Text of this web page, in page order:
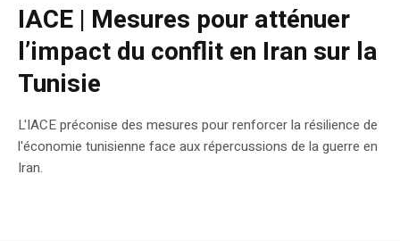
IACE | Mesures pour atténuer
l’impact du conflit en Iran sur la
Tunisie
L'IACE préconise des mesures pour renforcer la résilience de
l'économie tunisienne face aux répercussions de la guerre en
Iran.